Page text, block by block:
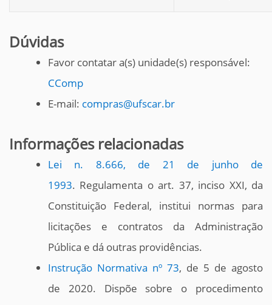
Dúvidas
Favor contatar a(s) unidade(s) responsável:
CComp
E-mail: compras@ufscar.br
Informações relacionadas
Lei n. 8.666, de 21 de junho de
1993. Regulamenta o art. 37, inciso XXI, da
Constituição Federal, institui normas para
licitações e contratos da Administração
Pública e dá outras providências.
Instrução Normativa nº 73, de 5 de agosto
de 2020. Dispõe sobre o procedimento